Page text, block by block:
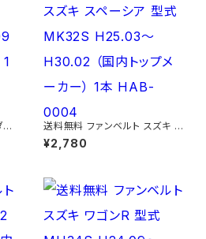
フ
送料無料 ファンベルト スズキ ス
ペーシア 型式MK32S H25.03
～H30.02 （国内トップメーカ
¥2,780